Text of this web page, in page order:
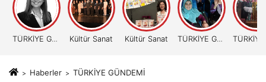
TÜRKİYE GÜNDEMİ Kültür Sanat Kültür Sanat TÜRKİYE GÜNDEMİ
Haberler TÜRKİYE GÜNDEMİ